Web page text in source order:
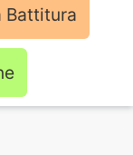
Battitura